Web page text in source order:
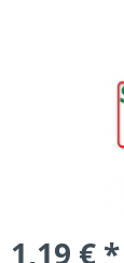
1,19 € *